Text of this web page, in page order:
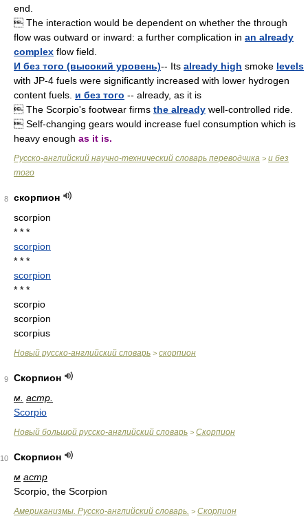
end.
 The interaction would be dependent on whether the through
flow was outward or inward: a further complication in an already
complex flow field.
И без того (высокий уровень)-- Its already high smoke levels
with JP-4 fuels were significantly increased with lower hydrogen
content fuels. и без того -- already, as it is
 The Scorpio's footwear firms the already well-controlled ride.
 Self-changing gears would increase fuel consumption which is
heavy enough as it is.
Русско-английский научно-технический словарь переводчика > и без
того
8
скорпион
scorpion
* * *
scorpion
* * *
scorpion
* * *
scorpio
scorpion
scorpius
Новый русско-английский словарь > скорпион
9
Скорпион
м. астр.
Scorpio
Новый большой русско-английский словарь > Скорпион
10
Скорпион
м астр
Scorpio, the Scorpion
Американизмы. Русско-английский словарь. > Скорпион